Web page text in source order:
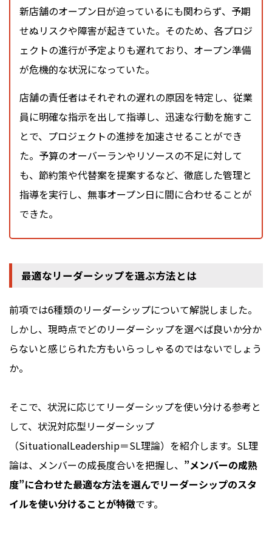
新店舗のオープン日が迫っているにも関わらず、予期
せぬリスクや障害が起きていた。そのため、各プロジ
ェクトの進行が予定よりも遅れており、オープン準備
が危機的な状況になっていた。
店舗の責任者はそれぞれの遅れの原因を特定し、従業
員に明確な指示を出して指導し、迅速な行動を施すこ
とで、プロジェクトの進捗を加速させることができ
た。 予算のオーバーランやリソースの不足に対して
も、節約策や代替案を提案するなど、徹底した管理と
指導を実行し、無事オープン日に間に合わせることが
できた。
最適なリーダーシップを選ぶ方法とは
前項では6種類のリーダーシップについて解説しました。
しかし、現時点でどのリーダーシップを選べば良いか分か
らないと感じられた方もいらっしゃるのではないでしょう
か。
そこで、状況に応じてリーダーシップを使い分ける参考と
して、状況対応型リーダーシップ
（SituationalLeadership＝SL理論）を紹介します。SL理
論は、メンバーの成長度合いを把握し、 ”メンバーの成熟
度”に合わせた最適な方法を選んでリーダーシップのスタ
イルを使い分けることが特徴です。